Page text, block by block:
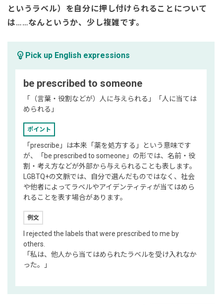
というラベル）を自分に押し付けられることについて
は……なんというか、少し複雑です。
emoji_objects Pick up English expressions
be prescribed to someone
「（言葉・役割などが）人に与えられる」「人に当ては
められる」
ポイント
「prescribe」は本来「薬を処方する」という意味です
が、「be prescribed to someone」の形では、名前・役
割・考え方などが外部から与えられることも表します。
LGBTQ+の文脈では、自分で選んだものではなく、社会
や他者によってラベルやアイデンティティが当てはめら
れることを表す場合があります。
例文
I rejected the labels that were prescribed to me by
others.
「私は、他人から当てはめられたラベルを受け入れなか
った。」